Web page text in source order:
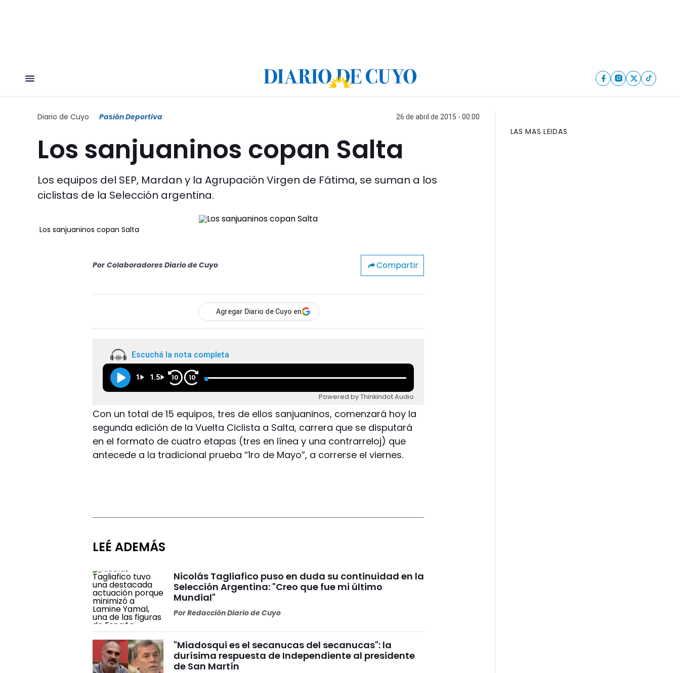
Diario de Cuyo Pasión Deportiva 26 de abril de 2015 - 00:00
Los sanjuaninos copan Salta
Los equipos del SEP, Mardan y la Agrupación Virgen de Fátima, se suman a los
ciclistas de la Selección argentina.
Los sanjuaninos copan Salta
Por Colaboradores Diario de Cuyo Compartir
Agregar Diario de Cuyo en
Escuchá la nota completa
1 1.5 10 10
Powered by Thinkindot Audio
Con un total de 15 equipos, tres de ellos sanjuaninos, comenzará hoy la
segunda edición de la Vuelta Ciclista a Salta, carrera que se disputará
en el formato de cuatro etapas (tres en línea y una contrarreloj) que
antecede a la tradicional prueba “1ro de Mayo”, a correrse el viernes.
LEÉ ADEMÁS
Nicolás Tagliafico puso en duda su continuidad en la
Selección Argentina: "Creo que fue mi último
Mundial"
PorRedacción Diario de Cuyo
"Miadosqui es el secanucas del secanucas": la
durísima respuesta de Independiente al presidente
de San Martín
LAS MAS LEIDAS